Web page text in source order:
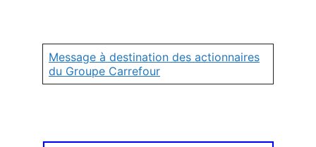
Message à destination des actionnaires
du Groupe Carrefour